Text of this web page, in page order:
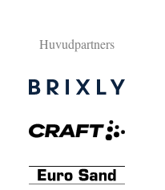
Huvudpartners